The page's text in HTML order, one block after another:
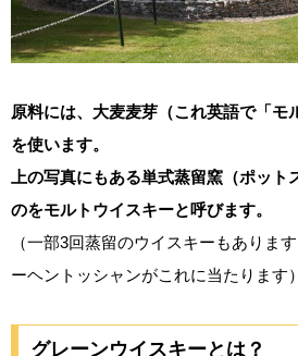
原料には、大麦麦芽（これ英語で「モ
を使います。
上の写真にもある単式蒸留窯（ポット
のをモルトウイスキーと呼びます。
（一部3回蒸留のウイスキーもありま
ーヘントッシャンがこれに当たります）
グレーンウイスキーとは？